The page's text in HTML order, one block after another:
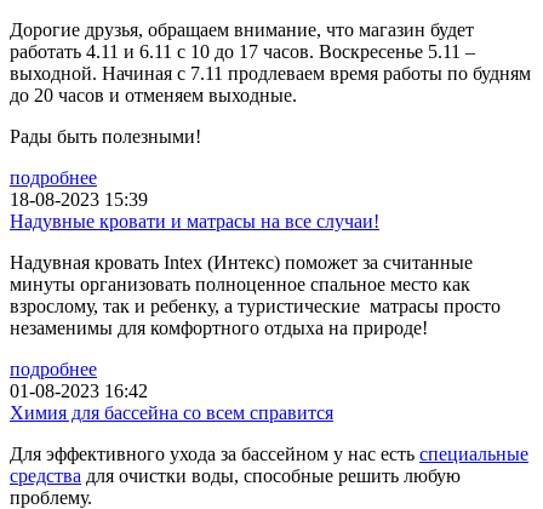
Дорогие друзья, обращаем внимание, что магазин будет
работать 4.11 и 6.11 с 10 до 17 часов. Воскресенье 5.11 –
выходной. Начиная с 7.11 продлеваем время работы по будням
до 20 часов и отменяем выходные.
Рады быть полезными!
подробнее
18-08-2023 15:39
Надувные кровати и матрасы на все случаи!
Надувная кровать Intex (Интекс) поможет за считанные
минуты организовать полноценное спальное место как
взрослому, так и ребенку, а туристические матрасы просто
незаменимы для комфортного отдыха на природе!
подробнее
01-08-2023 16:42
Химия для бассейна со всем справится
Для эффективного ухода за бассейном у нас есть специальные
средства для очистки воды, способные решить любую
проблему.